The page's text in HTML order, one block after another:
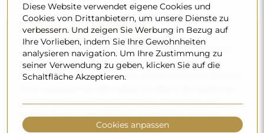
Reinigung und Pflege
Für einen optimalen Glanz genügen ein Mikrofasertuch
und warmes Wasser. Wenn Sie sich für spezielle
Reinigungsmittel entscheiden, achten Sie darauf, dass sie
scharfe Reinigungsmittel mit Essig, Ammoniak oder
starken Säuren – so behält der Spiegel sein schönes
Spiegelbild über viele Jahre.
Diese Website verwendet eigene Cookies und
Cookies von Drittanbietern, um unsere Dienste zu
verbessern. Und zeigen Sie Werbung in Bezug auf
Ihre Vorlieben, indem Sie Ihre Gewohnheiten
analysieren navigation. Um Ihre Zustimmung zu
seiner Verwendung zu geben, klicken Sie auf die
Schaltfläche Akzeptieren.
Cookies anpassen